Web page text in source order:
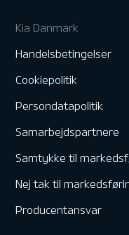
Kia Danmark
Handelsbetingelser
Cookiepolitik
Persondatapolitik
Samarbejdspartnere
Samtykke til
Nej tak til
Producentansvar